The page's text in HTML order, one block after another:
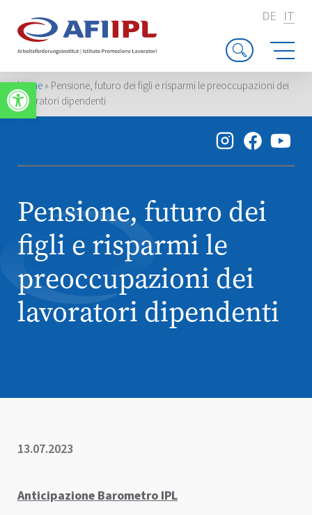
Apri la barra degli strumenti
DE IT
Home» Pensione, futuro dei figli e risparmi le preoccupazioni dei
lavoratori dipendenti
Pensione, futuro dei
figli e risparmi le
preoccupazioni dei
lavoratori dipendenti
13.07.2023
Anticipazione Barometro IPL